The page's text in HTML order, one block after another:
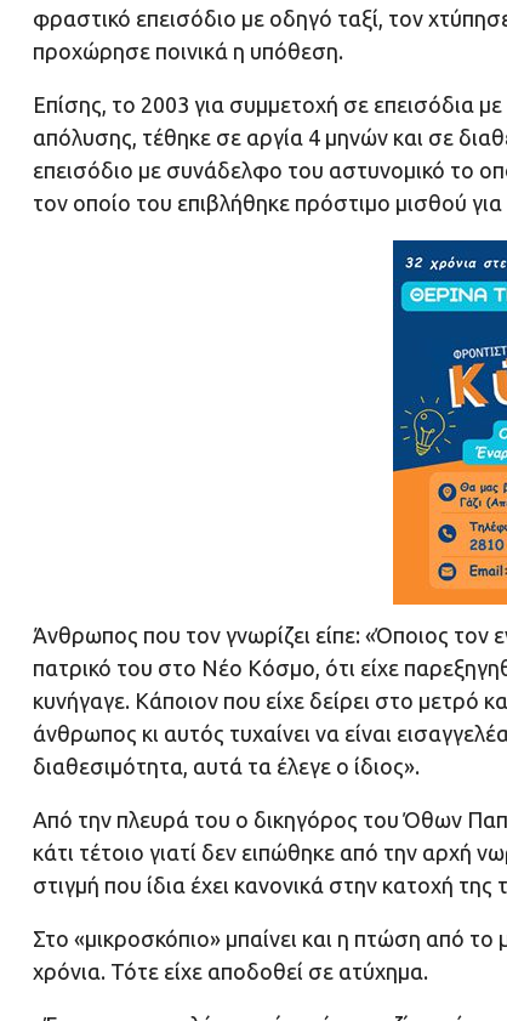
φραστικό επεισόδιο με οδηγό ταξί, τον
προχώρησε ποινικά η υπόθεση.
Επίσης, το 2003 για συμμετοχή σε επεισόδια
απόλυσης, τέθηκε σε αργία 4 μηνών και σε
επεισόδιο με συνάδελφο του αστυνομικό το
τον οποίο του επιβλήθηκε πρόστιμο μισθού
Άνθρωπος που τον γνωρίζει είπε: «Όποιος τον
πατρικό του στο Νέο Κόσμο, ότι είχε
κυνήγαγε. Κάποιον που είχε δείρει στο μετρό
άνθρωπος κι αυτός τυχαίνει να είναι
διαθεσιμότητα, αυτά τα έλεγε ο ίδιος».
Από την πλευρά του ο δικηγόρος του Όθων
κάτι τέτοιο γιατί δεν ειπώθηκε από την αρχή
στιγμή που ίδια έχει κανονικά στην κατοχή
Στο «μικροσκόπιο» μπαίνει και η πτώση από
χρόνια. Τότε είχε αποδοθεί σε ατύχημα.